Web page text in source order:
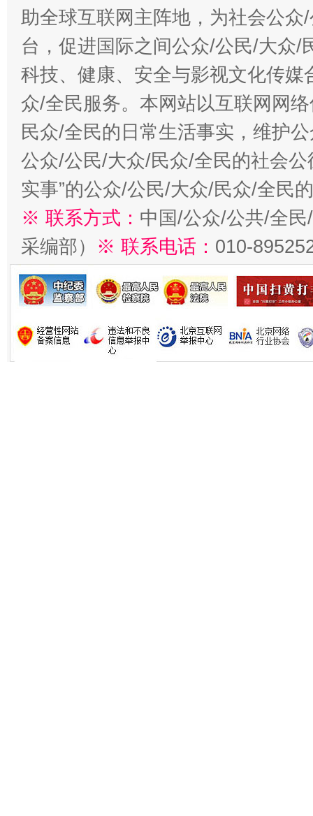
助全球互联网主阵地，为社会公
台，促进国际之间公众/公民/大众/
科技、健康、安全与影视文化传
众/全民服务。本网站以互联网网
民众/全民的日常生活事实，维护
公众/公民/大众/民众/全民的社会公
实事”的公众/公民/大众/民众/全民
※ 联系方式： 中国/公众/公共/全
采编部） ※ 联系电话： 010-